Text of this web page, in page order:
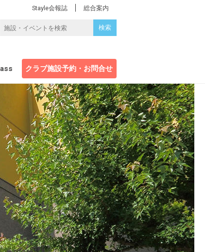
Stayle会報誌 総合案内
クラブ施設予約・お問合せ